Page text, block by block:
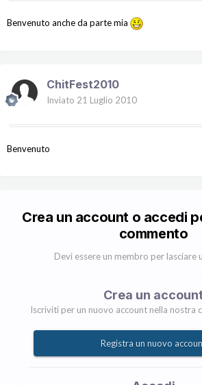
Benvenuto anche da parte mia
ChitFest2010
Inviato 21 Luglio 2010
Benvenuto
Crea un account o accedi
commento
Devi essere un membro per lasciare
Crea un
Iscriviti per un nuovo account nella nostra
Registra un nuovo